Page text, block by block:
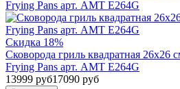
Скидка 18%
Сковорода гриль квадратная 26х26
Frying Pans арт. AMT E264G
13999 руб17090 руб